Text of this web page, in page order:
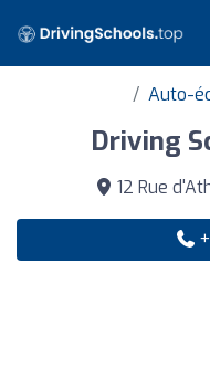
Auto-
Driving
12 Rue